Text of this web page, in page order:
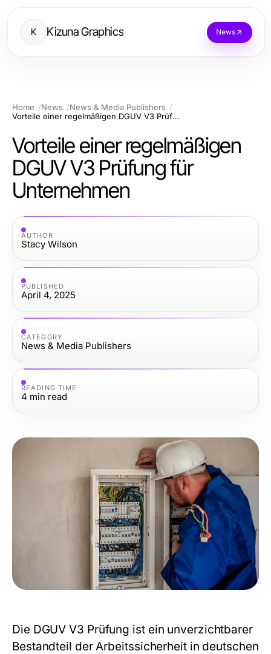
K Kizuna Graphics News
Home News
News & Media Publishers
Vorteile einer regelmäßigen DGUV V3 Prüfung für Unternehmen
Vorteile einer regelmäßigen
DGUV V3 Prüfung für
Unternehmen
AUTHOR
Stacy Wilson
PUBLISHED
April 4, 2025
CATEGORY
News & Media Publishers
READING TIME
4 min read
Die DGUV V3 Prüfung ist ein unverzichtbarer
Bestandteil der Arbeitssicherheit in deutschen